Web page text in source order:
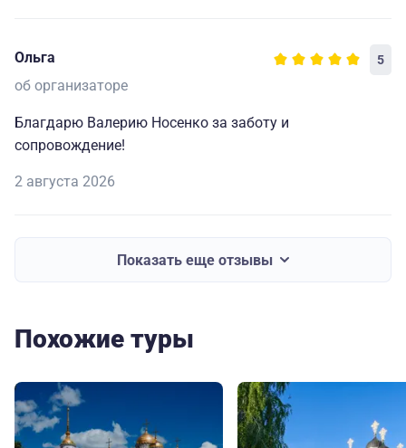
Ольга 5
об организаторе
Благдарю Валерию Носенко за заботу и
сопровождение!
2 августа 2026
Показать еще отзывы
Похожие туры